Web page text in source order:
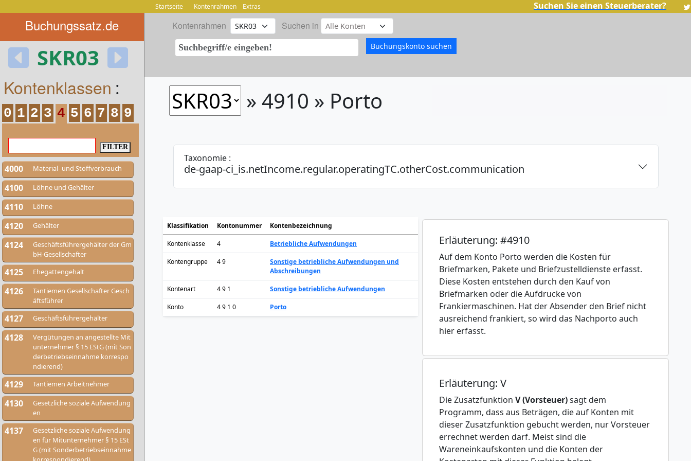
Startseite Kontenrahmen Extras Suchen Sie einen Steuerberater?
Buchungssatz.de
SKR03
Kontenrahmen Suchen in
Kontenklassen :
0 1 2 3 4 5 6 7 8 9
4000 Material- und Stoffverbrauch
4100 Löhne und Gehälter
4110 Löhne
4120 Gehälter
4124
Geschäftsführergehälter der Gm
bH-Gesellschafter
4125 Ehegattengehalt
4126
Tantiemen Gesellschafter Gesch
äftsführer
4127 Geschäftsführergehälter
4128
Vergütungen an angestellte Mit
unternehmer § 15 EStG (mit Son
derbetriebseinnahme korrespo
ndierend)
4129 Tantiemen Arbeitnehmer
4130
Gesetzliche soziale Aufwendung
en
4137
Gesetzliche soziale Aufwendung
en für Mitunternehmer § 15 ESt
G (mit Sonderbetriebseinnahme
» 4910 » Porto
Taxonomie :
de-gaap-ci_is.netIncome.regular.operatingTC.otherCost.communication
Klassifikation Kontonummer Kontenbezeichnung
Kontenklasse 4 Betriebliche Aufwendungen
Kontengruppe 4 9
Sonstige betriebliche Aufwendungen und
Abschreibungen
Kontenart 4 9 1 Sonstige betriebliche Aufwendungen
Konto 4 9 1 0 Porto
Erläuterung: #4910
Auf dem Konto Porto werden die Kosten für
Briefmarken, Pakete und Briefzustelldienste erfasst.
Diese Kosten entstehen durch den Kauf von
Briefmarken oder die Aufdrucke von
Frankiermaschinen. Hat der Absender den Brief nicht
ausreichend frankiert, so wird das Nachporto auch
hier erfasst.
Erläuterung: V
Die Zusatzfunktion V (Vorsteuer)sagt dem
Programm, dass aus Beträgen, die auf Konten mit
dieser Zusatzfunktion gebucht werden, nur Vorsteuer
errechnet werden darf. Meist sind die
Wareneinkaufskonten und die Konten der